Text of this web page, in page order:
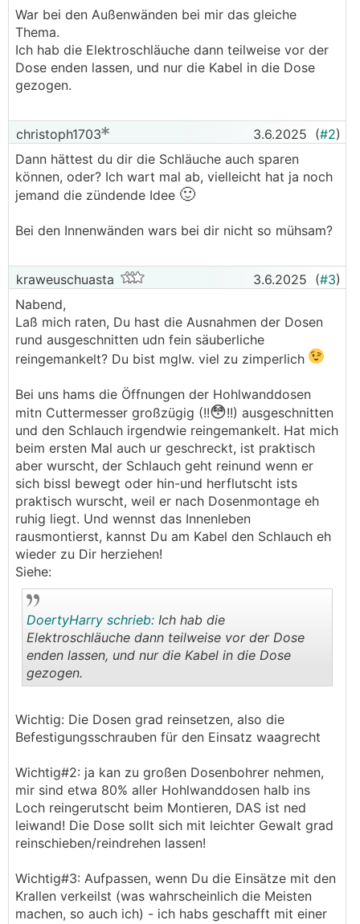
War bei den Außenwänden bei mir das gleiche
Thema.
Ich hab die Elektroschläuche dann teilweise vor der
Dose enden lassen, und nur die Kabel in die Dose
gezogen.
christoph1703 3.6.2025 (#2)
Dann hättest du dir die Schläuche auch sparen
können, oder? Ich wart mal ab, vielleicht hat ja noch
jemand die zündende Idee 🙂
Bei den Innenwänden wars bei dir nicht so mühsam?
kraweuschuasta 3.6.2025 (#3)
Nabend,
Laß mich raten, Du hast die Ausnahmen der Dosen
rund ausgeschnitten udn fein säuberliche
reingemankelt? Du bist mglw. viel zu zimperlich
Bei uns hams die Öffnungen der Hohlwanddosen
mitn Cuttermesser großzügig (!!😳!!) ausgeschnitten
und den Schlauch irgendwie reingemankelt. Hat mich
beim ersten Mal auch ur geschreckt, ist praktisch
aber wurscht, der Schlauch geht reinund wenn er
sich bissl bewegt oder hin-und herflutscht ists
praktisch wurscht, weil er nach Dosenmontage eh
ruhig liegt. Und wennst das Innenleben
rausmontierst, kannst Du am Kabel den Schlauch eh
wieder zu Dir herziehen!
Siehe:
..
DoertyHarry schrieb: Ich hab die
Elektroschläuche dann teilweise vor der Dose
enden lassen, und nur die Kabel in die Dose
gezogen.
Wichtig: Die Dosen grad reinsetzen, also die
Befestigungsschrauben für den Einsatz waagrecht
Wichtig#2: ja kan zu großen Dosenbohrer nehmen,
mir sind etwa 80% aller Hohlwanddosen halb ins
Loch reingerutscht beim Montieren, DAS ist ned
leiwand! Die Dose sollt sich mit leichter Gewalt grad
reinschieben/reindrehen lassen!
Wichtig#3: Aufpassen, wenn Du die Einsätze mit den
Krallen verkeilst (was wahrscheinlich die Meisten
machen, so auch ich) - ich habs geschafft mit einer